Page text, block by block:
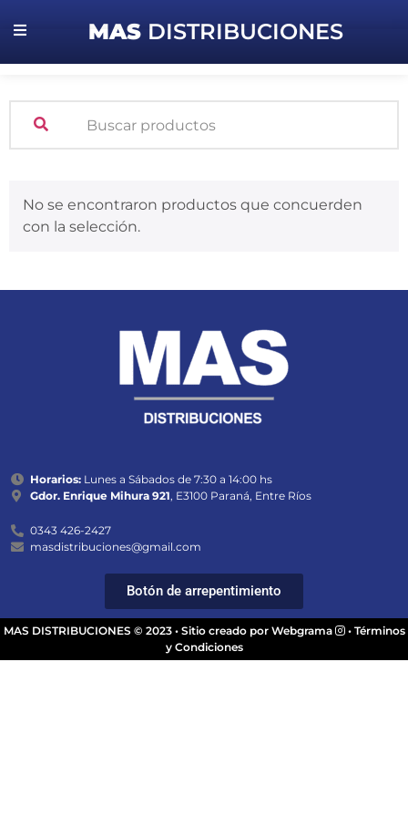
MASDISTRIBUCIONES
No se encontraron productos que concuerden
con la selección.
Horarios:Lunes a Sábados de 7:30 a 14:00 hs
Gdor. Enrique Mihura 921, E3100 Paraná, Entre Ríos
0343 426-2427
masdistribuciones@gmail.com
Botón de arrepentimiento
MAS DISTRIBUCIONES © 2023 • Sitio creado por Webgrama • Términos
y Condiciones